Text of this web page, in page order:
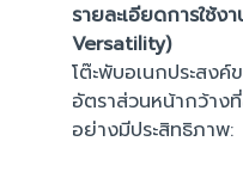
รายละเอียดการใช้
Versatility)
โต๊ะพับอเนกประสง
อัตราส่วนหน้ากว้าง
อย่างมีประสิทธิภาพ: